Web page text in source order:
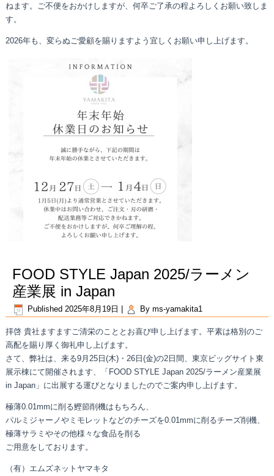
ねます。ご不便をおかけしますが、何卒ご了承の程よろしくお願い致しま
す。
2026年も、変らぬご愛顧を賜りますよう宜しくお願い申し上げます。
FOOD STYLE Japan 2025/ラーメン
産業展 in Japan
Published 2025年8月19日 By ms-yamakita1
拝啓 貴社ますますご清栄のこととお喜び申し上げます。平素は格別のご
高配を賜り厚く御礼申し上げます。
さて、弊社は、来る9月25日(木)・26日(金)の2日間、東京ビッグサイト東
展示棟にて開催されます、「FOOD STYLE Japan 2025/ラーメン産業展
in Japan」に出展する運びとなりましたのでご案内申し上げます。
極薄0.01mmに削る鰹節削機はもちろん、
パルミジャーノやミモレットなどのチーズを0.01mmに削るチーズ削機、
極薄サラミやその他様々な食品を削る
ご用意をしております。
（有）エムズネットヤマキタ